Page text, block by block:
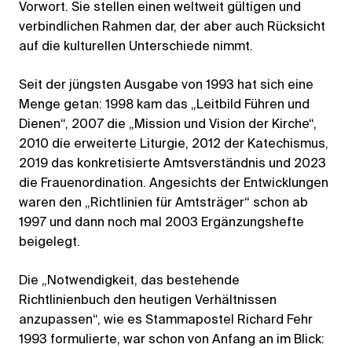
Vorwort. Sie stellen einen weltweit gültigen und
verbindlichen Rahmen dar, der aber auch Rücksicht
auf die kulturellen Unterschiede nimmt.
Seit der jüngsten Ausgabe von 1993 hat sich eine
Menge getan: 1998 kam das „Leitbild Führen und
Dienen“, 2007 die „Mission und Vision der Kirche“,
2010 die erweiterte Liturgie, 2012 der Katechismus,
2019 das konkretisierte Amtsverständnis und 2023
die Frauenordination. Angesichts der Entwicklungen
waren den „Richtlinien für Amtsträger“ schon ab
1997 und dann noch mal 2003 Ergänzungshefte
beigelegt.
Die „Notwendigkeit, das bestehende
Richtlinienbuch den heutigen Verhältnissen
anzupassen“, wie es Stammapostel Richard Fehr
1993 formulierte, war schon von Anfang an im Blick: